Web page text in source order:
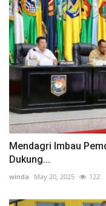
Mendagri Imbau
Dukung...
winda May 20, 2025 122